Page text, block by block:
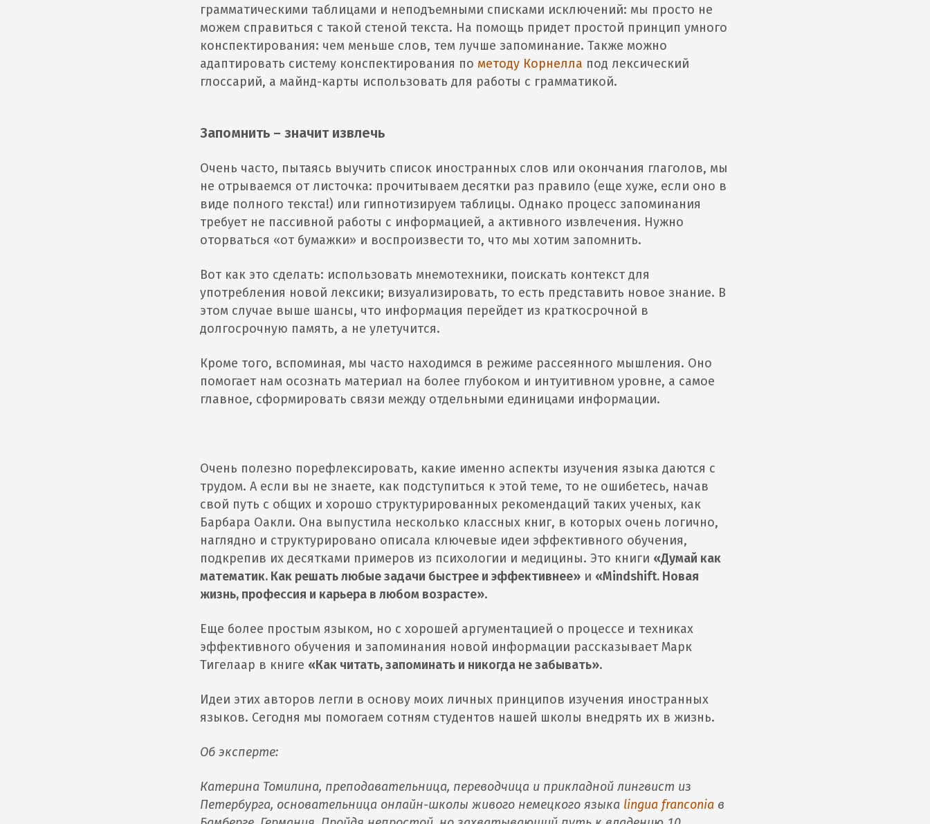
грамматическими таблицами и неподъемными списками исключений: мы просто не
можем справиться с такой стеной текста. На помощь придет простой принцип умного
конспектирования: чем меньше слов, тем лучше запоминание. Также можно
адаптировать систему конспектирования по методу Корнелла под лексический
глоссарий, а майнд-карты использовать для работы с грамматикой.
Запомнить – значит извлечь
Очень часто, пытаясь выучить список иностранных слов или окончания глаголов, мы
не отрываемся от листочка: прочитываем десятки раз правило (еще хуже, если оно в
виде полного текста!) или гипнотизируем таблицы. Однако процесс запоминания
требует не пассивной работы с информацией, а активного извлечения. Нужно
оторваться «от бумажки» и воспроизвести то, что мы хотим запомнить.
Вот как это сделать: использовать мнемотехники, поискать контекст для
употребления новой лексики; визуализировать, то есть представить новое знание. В
этом случае выше шансы, что информация перейдет из краткосрочной в
долгосрочную память, а не улетучится.
Кроме того, вспоминая, мы часто находимся в режиме рассеянного мышления. Оно
помогает нам осознать материал на более глубоком и интуитивном уровне, а самое
главное, сформировать связи между отдельными единицами информации.
Очень полезно порефлексировать, какие именно аспекты изучения языка даются с
трудом. А если вы не знаете, как подступиться к этой теме, то не ошибетесь, начав
свой путь с общих и хорошо структурированных рекомендаций таких ученых, как
Барбара Оакли. Она выпустила несколько классных книг, в которых очень логично,
наглядно и структурировано описала ключевые идеи эффективного обучения,
подкрепив их десятками примеров из психологии и медицины. Это книги «Думай как
математик. Как решать любые задачи быстрее и эффективнее» и «Mindshift. Новая
жизнь, профессия и карьера в любом возрасте».
Еще более простым языком, но с хорошей аргументацией о процессе и техниках
эффективного обучения и запоминания новой информации рассказывает Марк
Тигелаар в книге «Как читать, запоминать и никогда не забывать».
Идеи этих авторов легли в основу моих личных принципов изучения иностранных
языков. Сегодня мы помогаем сотням студентов нашей школы внедрять их в жизнь.
Об эксперте:
Катерина Томилина, преподавательница, переводчица и прикладной лингвист из
Петербурга, основательница онлайн-школы живого немецкого языка lingua franconia в